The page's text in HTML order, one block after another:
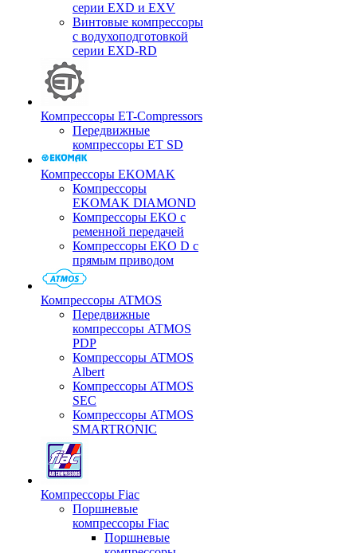
серии EXD и EXV
Винтовые компрессоры
с водухоподготовкой
серии EXD-RD
Компрессоры ET-Compressors
Передвижные
компрессоры ET SD
Компрессоры EKOMAK
Компрессоры
EKOMAK DIAMOND
Компрессоры EKO c
ременной передачей
Компрессоры EKO D с
прямым приводом
Компрессоры ATMOS
Передвижные
компрессоры ATMOS
PDP
Компрессоры ATMOS
Albert
Компрессоры ATMOS
SEC
Компрессоры ATMOS
SMARTRONIC
Компрессоры Fiac
Поршневые
компрессоры Fiac
Поршневые